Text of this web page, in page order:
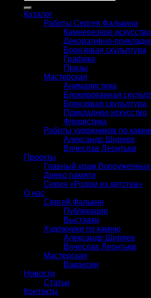
Каталог
Работы Сергея Фалькина
Камнерезное искусство
Декоративно-
Бронзовая скульптура
Графика
Призы
Мастерская
Анималистика
Блокированная
Бронзовая скульптура
Прикладное искусство
Флористика
Работы художников по
Александр Ширяев
Вячеслав Леонтьев
Проекты
Главный храм Вооруженных
Древо памяти
Серия «Родом из детства»
О нас
Сергей Фалькин
Публикации
Выставки
Художники по камню
Александр Ширяев
Вячеслав Леонтьев
Мастерская
Вакансии
Новости
Статьи
Контакты